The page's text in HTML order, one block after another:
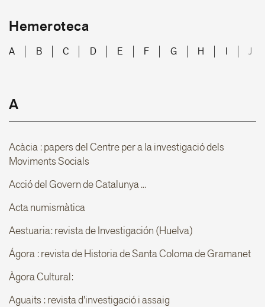
Hemeroteca
A B C D E F G H I J
A
Acàcia : papers del Centre per a la investigació dels
Moviments Socials
Acció del Govern de Catalunya ...
Acta numismàtica
Aestuaria: revista de Investigación (Huelva)
Ágora : revista de Historia de Santa Coloma de Gramanet
Àgora Cultural:
Aguaits : revista d'investigació i assaig